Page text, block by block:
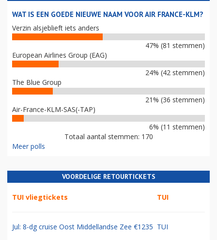
WAT IS EEN GOEDE NIEUWE NAAM VOOR AIR FRANCE-KLM?
Verzin alsjeblieft iets anders
47% (81 stemmen)
European Airlines Group (EAG)
24% (42 stemmen)
The Blue Group
21% (36 stemmen)
Air-France-KLM-SAS(-TAP)
6% (11 stemmen)
Totaal aantal stemmen: 170
Meer polls
VOORDELIGE RETOURTICKETS
TUI vliegtickets TUI
Jul: 8-dg cruise Oost Middellandse Zee €1235 TUI